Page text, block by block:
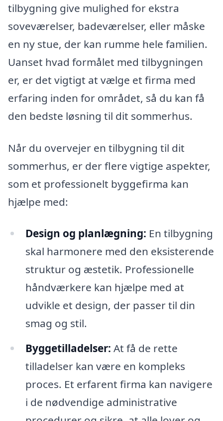
tilbygning give mulighed for ekstra
soveværelser, badeværelser, eller måske
en ny stue, der kan rumme hele familien.
Uanset hvad formålet med tilbygningen
er, er det vigtigt at vælge et firma med
erfaring inden for området, så du kan få
den bedste løsning til dit sommerhus.
Når du overvejer en tilbygning til dit
sommerhus, er der flere vigtige aspekter,
som et professionelt byggefirma kan
hjælpe med:
Design og planlægning: En tilbygning
skal harmonere med den eksisterende
struktur og æstetik. Professionelle
håndværkere kan hjælpe med at
udvikle et design, der passer til din
smag og stil.
Byggetilladelser: At få de rette
tilladelser kan være en kompleks
proces. Et erfarent firma kan navigere
i de nødvendige administrative